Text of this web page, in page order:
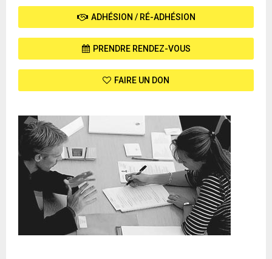
ADHÉSION / RÉ-ADHÉSION
PRENDRE RENDEZ-VOUS
FAIRE UN DON